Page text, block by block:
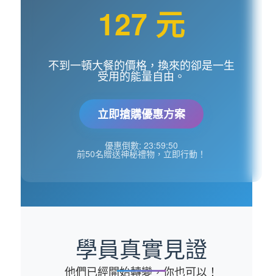
127 元
不到一頓大餐的價格，換來的卻是一生
受用的能量自由。
立即搶購優惠方案
優惠倒數: 23:59:49
前50名贈送神秘禮物，立即行動！
學員真實見證
他們已經開始轉變，你也可以！